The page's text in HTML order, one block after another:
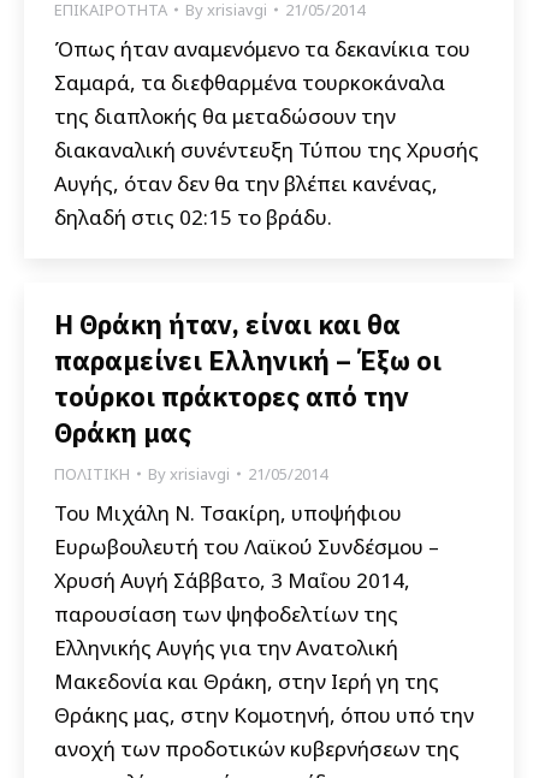
ΕΠΙΚΑΙΡΟΤΗΤΑ Byxrisiavgi 21/05/2014
Όπως ήταν αναμενόμενο τα δεκανίκια του
Σαμαρά, τα διεφθαρμένα τουρκοκάναλα
της διαπλοκής θα μεταδώσουν την
διακαναλική συνέντευξη Τύπου της Χρυσής
Αυγής, όταν δεν θα την βλέπει κανένας,
δηλαδή στις 02:15 το βράδυ.
Η Θράκη ήταν, είναι και θα
παραμείνει Ελληνική – Έξω οι
τούρκοι πράκτορες από την
Θράκη μας
ΠΟΛΙΤΙΚΗ Byxrisiavgi 21/05/2014
Του Μιχάλη Ν. Τσακίρη, υποψήφιου
Ευρωβουλευτή του Λαϊκού Συνδέσμου –
Χρυσή Αυγή Σάββατο, 3 Μαΐου 2014,
παρουσίαση των ψηφοδελτίων της
Ελληνικής Αυγής για την Ανατολική
Μακεδονία και Θράκη, στην Ιερή γη της
Θράκης μας, στην Κομοτηνή, όπου υπό την
ανοχή των προδοτικών κυβερνήσεων της